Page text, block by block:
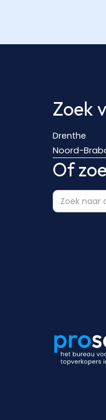
Zoek
Drenthe
Noord-
Of